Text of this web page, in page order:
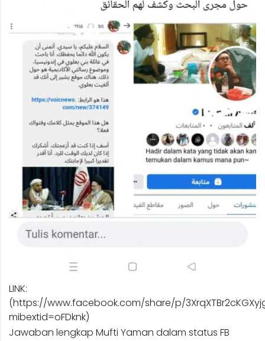
LINK:
(https://www.facebook.com/share/p/
mibextid=oFDknk)
Jawaban lengkap Mufti Yaman dalam status FB